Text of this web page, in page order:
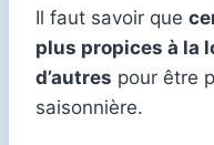
Il faut savoir que
plus propices à la
d’autres pour être
saisonnière.